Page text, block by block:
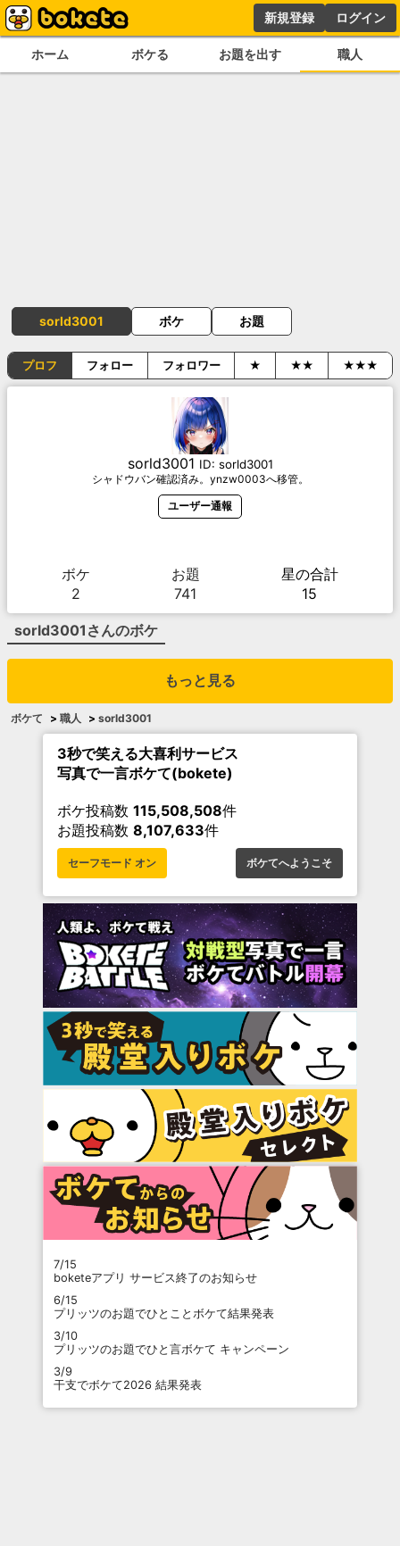
新規登録 ログイン
ホーム ボケる お題を出す 職人
sorld3001 ボケ お題
プロフ フォロー フォロワー ★ ★★ ★★★
sorld3001 ID: sorld3001
シャドウバン確認済み。ynzw0003へ移管。
ユーザー通報
ボケ
2
お題
741
星の合計
15
sorld3001 さんのボケ
もっと見る
ボケて > 職人 > sorld3001
3秒で笑える大喜利サービス
写真で一言ボケて(bokete)
ボケ投稿数 115,508,508件
お題投稿数 8,107,633件
セーフモード オン ボケてへようこそ
7/15
boketeアプリ サービス終了のお知らせ
6/15
プリッツのお題でひとことボケて結果発表
3/10
プリッツのお題でひと言ボケて キャンペーン
3/9
干支でボケて2026 結果発表